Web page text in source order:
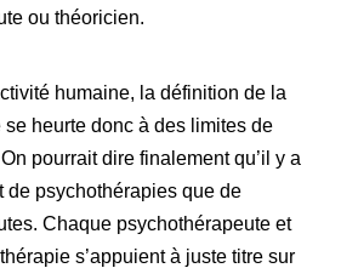
ou théoricien.
humaine, la définition de la
heurte donc à des limites de
pourrait dire finalement qu’il y a
de psychothérapies que de
Chaque psychothérapeute et
s’appuient à juste titre sur